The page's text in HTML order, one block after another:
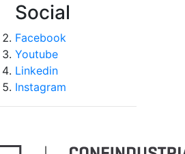
Social
Facebook
Youtube
Linkedin
Instagram